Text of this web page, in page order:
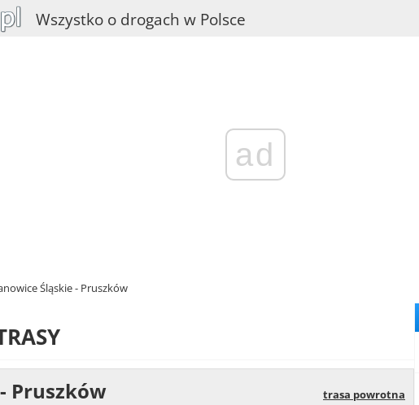
Wszystko o drogach w Polsce
ad
Śląskie - Pruszków
Pruszków trasa powrotna